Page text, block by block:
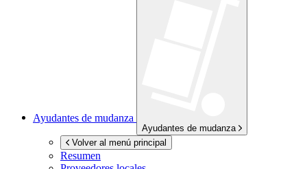
Ayudantes de mudanza
Ayudantes de mudanza
Volver al menú principal
Resumen